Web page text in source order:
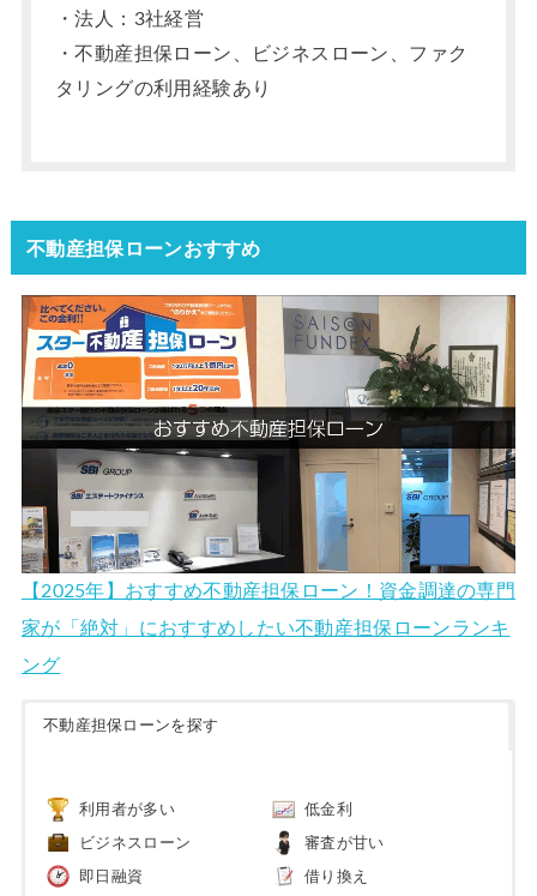
・法人：3社経営
・不動産担保ローン、ビジネスローン、ファク
タリングの利用経験あり
不動産担保ローンおすすめ
【2025年】おすすめ不動産担保ローン！資金調達の専門
家が「絶対」におすすめしたい不動産担保ローンランキ
ング
不動産担保ローンを探す
利用者が多い 低金利
ビジネスローン 審査が甘い
即日融資 借り換え